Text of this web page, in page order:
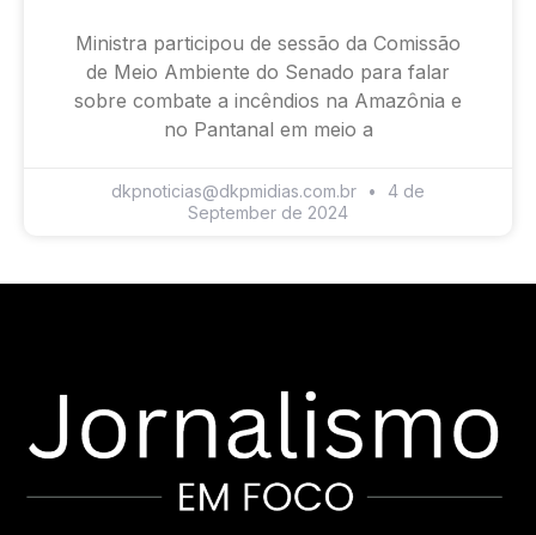
Ministra participou de sessão da Comissão
de Meio Ambiente do Senado para falar
sobre combate a incêndios na Amazônia e
no Pantanal em meio a
dkpnoticias@dkpmidias.com.br
4 de
September de 2024